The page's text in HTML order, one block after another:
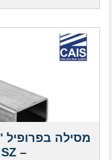
– CAIS STAGE SZ